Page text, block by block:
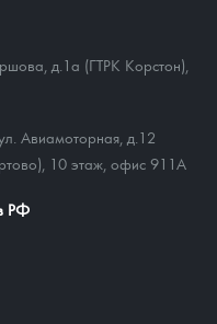
д.1а (ГТРК Корстон),
Авиамоторная, д.12
10 этаж, офис 911А
РФ